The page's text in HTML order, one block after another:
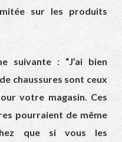
sur les produits
suivante : “J’ai bien
chaussures sont ceux
votre magasin. Ces
pourraient de même
que si vous les